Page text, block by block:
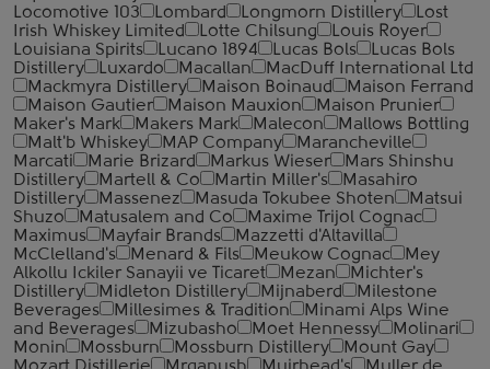
Locomotive 103
Lombard Longmorn Distillery
Lost
Irish Whiskey Limited
Lotte Chilsung
Louis Royer
Louisiana Spirits
Lucano 1894 Lucas Bols
Lucas Bols
Distillery
Luxardo Macallan
MacDuff International Ltd
Mackmyra Distillery
Maison Boinaud
Maison Ferrand
Maison Gautier
Maison Mauxion
Maison Prunier
Maker's Mark
Makers Mark Malecon
Mallows Bottling
Malt'b Whiskey
MAP Company
Marancheville
Marcati
Marie Brizard Markus Wieser
Mars Shinshu
Distillery
Martell & Co Martin Miller's
Masahiro
Distillery
Massenez Masuda Tokubee Shoten
Matsui
Shuzo
Matusalem and Co
Maxime Trijol Cognac
Maximus
Mayfair Brands
Mazzetti d'Altavilla
McClelland's
Menard & Fils Meukow Cognac
Mey
Alkollu Ickiler Sanayii ve Ticaret
Mezan
Michter's
Distillery
Midleton Distillery Mijnaberd
Milestone
Beverages
Millesimes & Tradition
Minami Alps Wine
and Beverages
Mizubasho Moet Hennessy
Molinari
Monin
Mossburn Mossburn Distillery
Mount Gay